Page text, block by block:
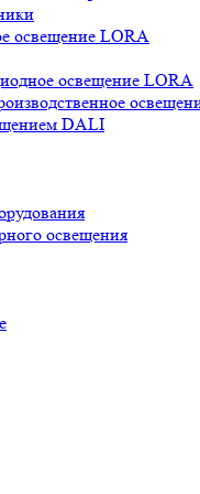
освещение LORA
освещение LORA
DALI
освещения